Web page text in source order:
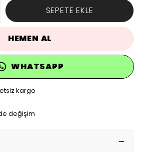
SEPETE EKLE
HEMEN AL
WHATSAPP
kargo
değişim